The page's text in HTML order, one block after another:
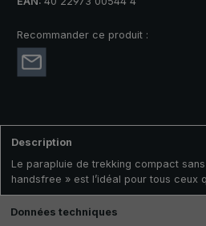
Recommander ce produit :
Description
Le parapluie de trekking compact
handsfree » est l’idéal pour tous ceux
Données techniques